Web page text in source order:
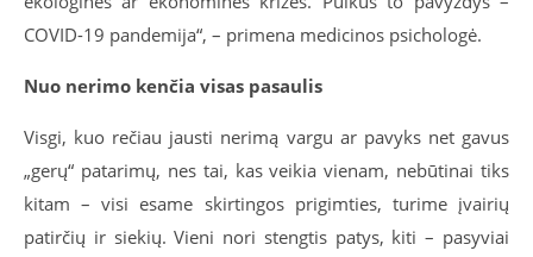
COVID-19 pandemija“, – primena medicinos psichologė.
Nuo nerimo kenčia visas pasaulis
Visgi, kuo rečiau jausti nerimą vargu ar pavyks net gavus
„gerų“ patarimų, nes tai, kas veikia vienam, nebūtinai tiks
kitam – visi esame skirtingos prigimties, turime įvairių
patirčių ir siekių. Vieni nori stengtis patys, kiti – pasyviai